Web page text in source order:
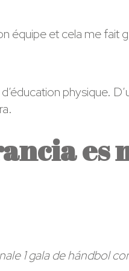
équipe et cela me fait
physique.
es
1 gala de hándbol